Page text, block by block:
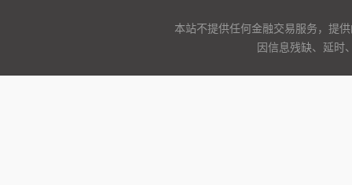
本站不提供任何金融交易服务，提
因信息残缺、延时